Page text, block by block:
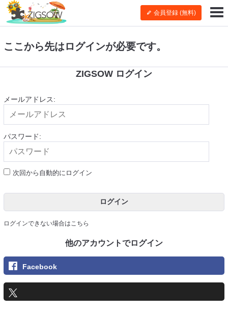
会員登録 (無料)
ここから先はログインが必要です。
ZIGSOW ログイン
メールアドレス:
パスワード:
次回から自動的にログイン
ログイン
ログインできない場合はこちら
他のアカウントでログイン
Facebook